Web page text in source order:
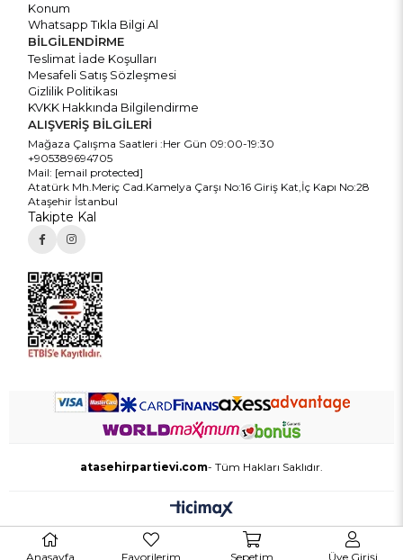
Konum
Whatsapp Tıkla Bilgi Al
BİLGİLENDİRME
Teslimat İade Koşulları
Mesafeli Satış Sözleşmesi
Gizlilik Politikası
KVKK Hakkında Bilgilendirme
ALIŞVERİŞ BİLGİLERİ
Mağaza Çalışma Saatleri :Her Gün 09:00-19:30
+905389694705
Mail: [email protected]
Atatürk Mh.Meriç Cad.Kamelya Çarşı No:16 Giriş Kat,İç Kapı No:28
Ataşehir İstanbul
Takipte Kal
atasehirpartievi.com- Tüm Hakları Saklıdır.
Anasayfa Favorilerim Sepetim Üye Girişi